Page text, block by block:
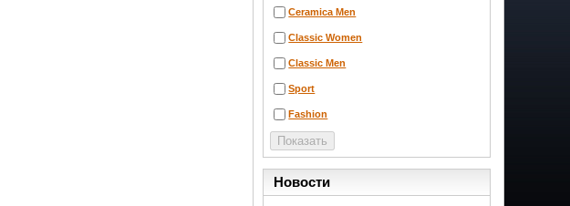
Ceramica Men
Classic Women
Classic Men
Sport
Fashion
Новости